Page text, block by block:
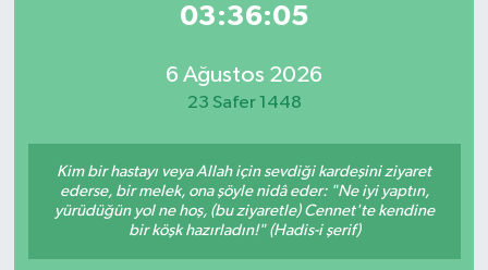
03:36:05
6 Ağustos 2026
23 Safer 1448
Kim bir hastayı veya Allah için sevdiği kardeşini ziyaret
ederse, bir melek, ona şöyle nidâ eder: "Ne iyi yaptın,
yürüdüğün yol ne hoş, (bu ziyaretle) Cennet'te kendine
bir köşk hazırladın!" (Hadis-i şerif)